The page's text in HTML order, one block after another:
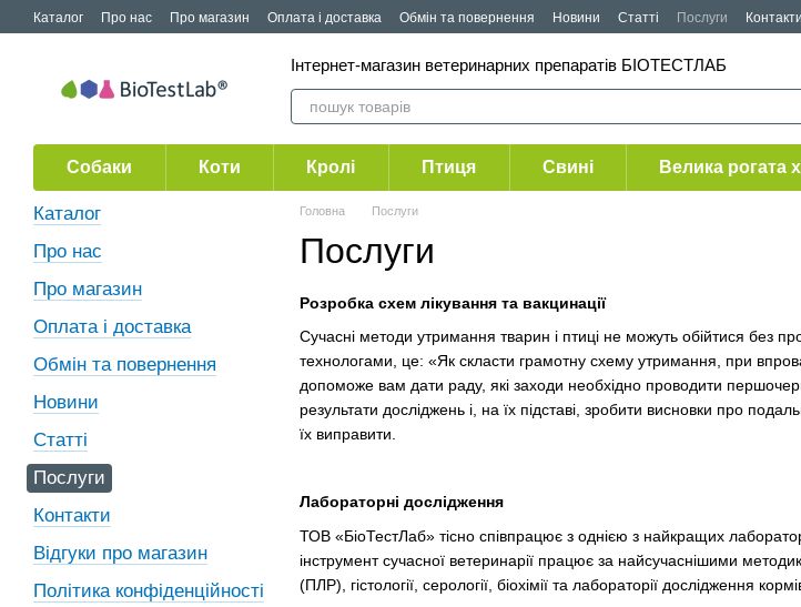
Перейти до основного контенту
Каталог Про нас Про магазин Оплата і доставка Обмін та повернення Новини Статті Послуги Контакти
Інтернет-магазин ветеринарних препаратів БІОТЕСТЛАБ
Собаки Коти Кролі Птиця Свині Велика рогата
Головна Послуги
Послуги
Розробка схем лікування та вакцинації
Сучасні методи утримання тварин і птиці не можуть обійтися без
технологами, це: «Як скласти грамотну схему утримання, при
допоможе вам дати раду, які заходи необхідно проводити
результати досліджень і, на їх підставі, зробити висновки про
їх виправити.
Лабораторні дослідження
ТОВ «БіоТестЛаб» тісно співпрацює з однією з найкращих
інструмент сучасної ветеринарії працює за найсучаснішими
(ПЛР), гістології, серології, біохімії та лабораторії дослідження
Каталог
Про нас
Про магазин
Оплата і доставка
Обмін та повернення
Новини
Статті
Послуги
Контакти
Відгуки про магазин
Політика конфіденційності